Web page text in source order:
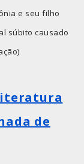
e seu filho
súbito causado
de